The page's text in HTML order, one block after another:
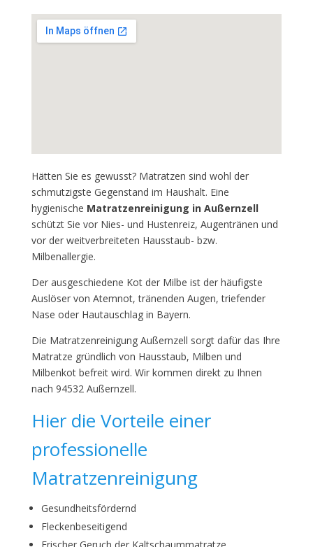
Hätten Sie es gewusst? Matratzen sind wohl der
schmutzigste Gegenstand im Haushalt. Eine
hygienische Matratzenreinigung in Außernzell
schützt Sie vor Nies- und Hustenreiz, Augentränen und
vor der weitverbreiteten Hausstaub- bzw.
Milbenallergie.
Der ausgeschiedene Kot der Milbe ist der häufigste
Auslöser von Atemnot, tränenden Augen, triefender
Nase oder Hautauschlag in Bayern.
Die Matratzenreinigung Außernzell sorgt dafür das Ihre
Matratze gründlich von Hausstaub, Milben und
Milbenkot befreit wird. Wir kommen direkt zu Ihnen
nach 94532 Außernzell.
Hier die Vorteile einer
professionelle
Matratzenreinigung
Gesundheitsfördernd
Fleckenbeseitigend